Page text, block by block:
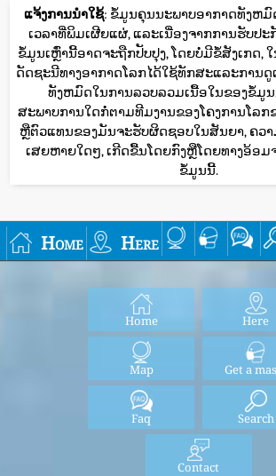
ແຈ້ງການນໍາໃຊ້: ຂໍ້ມູນຄຸນນະພາບອາກາດທັງຫ
ເວລາທີ່ພິມເຜີຍແຜ່, ແລະເນື່ອງຈາກການຮັບປ
ຂໍ້ມູນເຫຼົ່ານີ້ອາດຈະຖືກປັບປຸງ, ໂດຍບໍ່ມີຂໍ້ສັງເກດ, ໃ
ດັດຊະນີທາງອາກາດໂລກໄດ້ໃຊ້ທັກສະແລະການ
ທັງຫມົດໃນການລວບລວມເນື້ອໃນຂອງຂໍ້ມູ
ສະພາບການໃດກໍ່ຕາມທີມງານຂອງໂຄງການໂລກ
ຫຼືຕົວແທນຂອງມັນຈະຮັບຜິດຊອບໃນສັນຍາ, ຄວ
ເສຍຫາຍໃດໆ, ເກີດຂື້ນໂດຍກົງຫຼືໂດຍທາງອ້ອ
ຂໍ້ມູນນີ້.
Home Here
Home Here
Map Get a
Faq Search
Contact